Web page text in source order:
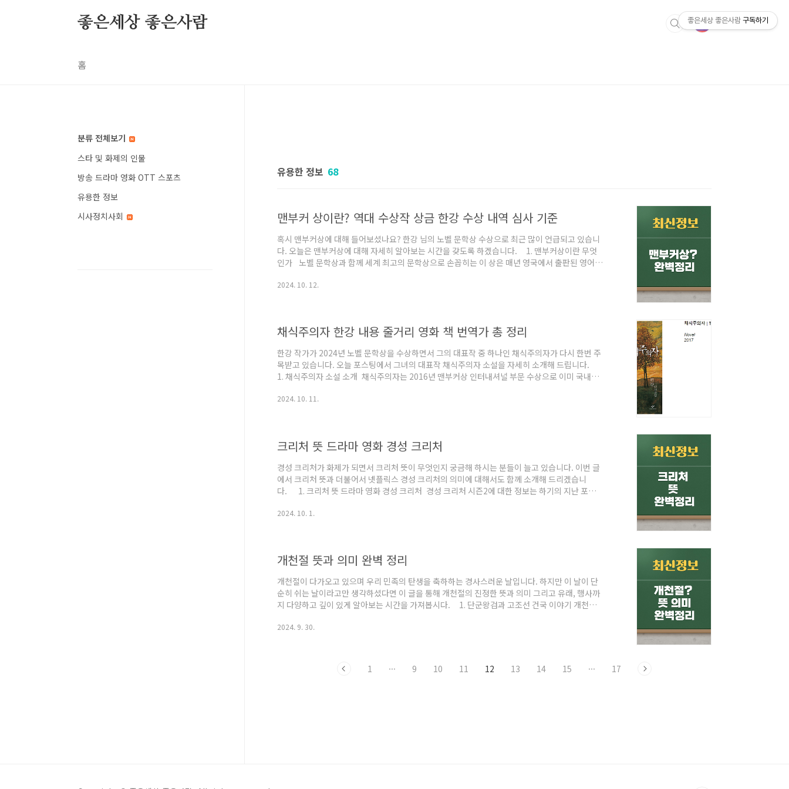
좋은세상 좋은사람
홈
유용한 정보 68
맨부커 상이란? 역대 수상작 상금 한강 수상 내역 심사 기준
혹시 맨부커상에 대해 들어보셨나요? 한강 님의 노벨 문학상 수상으로 최근 많이 언급되고 있습니
다. 오늘은 맨부커상에 대해 자세히 알아보는 시간을 갖도록 하겠습니다. 1. 맨부커상이란 무엇
인가 노벨 문학상과 함께 세계 최고의 문학상으로 손꼽히는 이 상은 매년 영국에서 출판된 영어
된 이래, 맨부커상은 수많은 걸작들을 탄생시키며 영문학의 발전에 크게 기여해왔습니다. 2002년
2024. 10. 12.
채식주의자 한강 내용 줄거리 영화 책 번역가 총 정리
한강 작가가 2024년 노벨 문학상을 수상하면서 그의 대표작 중 하나인 채식주의자가 다시 한번 주
목받고 있습니다. 오늘 포스팅에서 그녀의 대표작 채식주의자 소설을 자세히 소개해 드립니다.
1. 채식주의자 소설 소개 채식주의자는 2016년 맨부커상 인터내셔널 부문 수상으로 이미 국내외
로 인정받는 계기가 되었을 뿐만 아니라, '채식주의자'를 비롯한 그의 작품들이 다시금 독자들의 관
2024. 10. 11.
크리처 뜻 드라마 영화 경성 크리처
경성 크리처가 화제가 되면서 크리처 뜻이 무엇인지 궁금해 하시는 분들이 늘고 있습니다. 이번 글
에서 크리처 뜻과 더불어서 넷플릭스 경성 크리처의 의미에 대해서도 함께 소개해 드리겠습니
다. 1. 크리처 뜻 드라마 영화 경성 크리처 경성 크리처 시즌2에 대한 정보는 하기의 지난 포스
해 드립니다. 크리처라는 단어를 들으면, 우리는 가장 먼저 무엇을 떠올릴까요? 아마도 깊은 숲 속
2024. 10. 1.
개천절 뜻과 의미 완벽 정리
개천절이 다가오고 있으며 우리 민족의 탄생을 축하하는 경사스러운 날입니다. 하지만 이 날이 단
순히 쉬는 날이라고만 생각하셨다면 이 글을 통해 개천절의 진정한 뜻과 의미 그리고 유래, 행사까
지 다양하고 깊이 있게 알아보는 시간을 가져봅시다. 1. 단군왕검과 고조선 건국 이야기 개천절
'개천'이라는 말은 '하늘을 열었다'는 뜻으로, 새로운 시대, 새로운 역사의 시작을 알리는 의미를 담
됩니다. 하늘의 신 환인의 아들 환웅은 인..
2024. 9. 30.
1 ··· 9 10 11 12 13 14 15 ··· 17
분류 전체보기
스타 및 화제의 인물
방송 드라마 영화 OTT 스포츠
유용한 정보
시사정치사회
좋은세상 좋은사람 구독하기